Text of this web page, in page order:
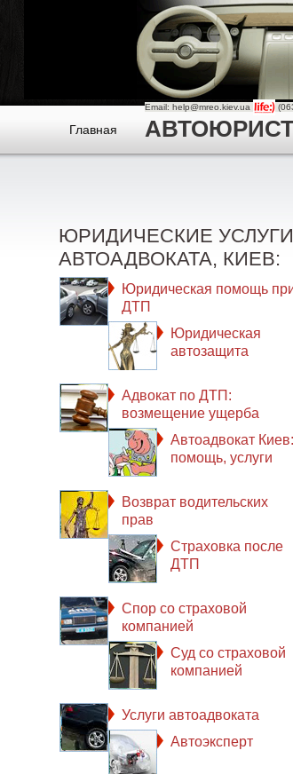
Главная
Email: help@mreo.kiev.ua
АВТОЮРИСТ
ЮРИДИЧЕСКИЕ УСЛУГИ
АВТОАДВОКАТА, КИЕВ:
Юридическая помощь
ДТП
Юридическая
автозащита
Адвокат по ДТП:
возмещение ущерба
Автоадвокат Киев:
помощь, услуги
Возврат водительских
прав
Страховка после
ДТП
Спор со страховой
компанией
Суд со страховой
компанией
Услуги автоадвоката
Автоэксперт